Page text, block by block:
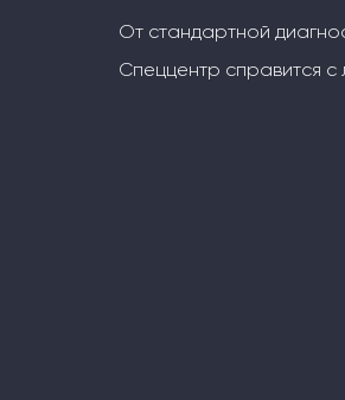
От стандартной
Спеццентр справится